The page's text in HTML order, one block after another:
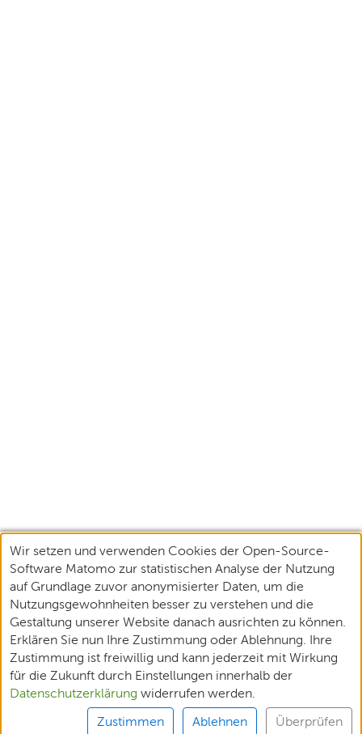
Wir setzen und verwenden Cookies der Open-Source-
Software Matomo zur statistischen Analyse der Nutzung
auf Grundlage zuvor anonymisierter Daten, um die
Nutzungsgewohnheiten besser zu verstehen und die
Gestaltung unserer Website danach ausrichten zu können.
Erklären Sie nun Ihre Zustimmung oder Ablehnung. Ihre
Zustimmung ist freiwillig und kann jederzeit mit Wirkung
für die Zukunft durch Einstellungen innerhalb der
Datenschutzerklärung widerrufen werden.
Zustimmen Ablehnen Überprüfen